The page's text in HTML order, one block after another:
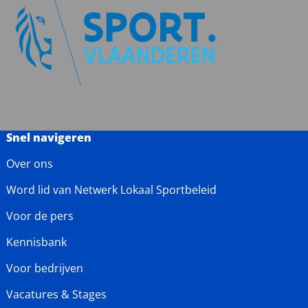
Snel navigeren
Over ons
Word lid van Netwerk Lokaal Sportbeleid
Voor de pers
Kennisbank
Voor bedrijven
Vacatures & Stages